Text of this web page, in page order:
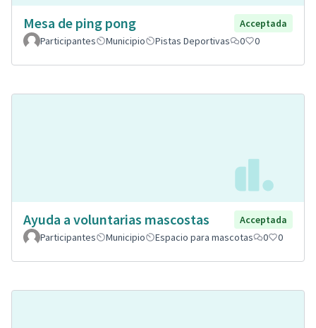
Mesa de ping pong
Acceptada
Participantes
Municipio Pistas Deportivas 0 0
Ayuda a voluntarias mascostas
Acceptada
Participantes
Municipio Espacio para mascotas 0 0